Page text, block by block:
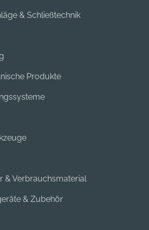
& Schließtechnik
Produkte
& Verbrauchsmaterial
& Zubehör